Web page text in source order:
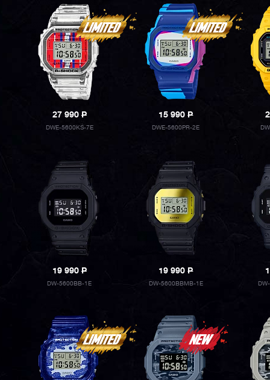
27 990P
DWE-5600KS-7E
15 990P
DWE-5600PR-2E
19 990P
DW-5600BB-1E
19 990P
DW-5600BBMB-1E